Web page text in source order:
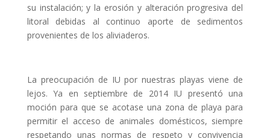
su instalación; y la erosión y alteración progresiva del
litoral debidas al continuo aporte de sedimentos
provenientes de los aliviaderos.
La preocupación de IU por nuestras playas viene de
lejos. Ya en septiembre de 2014 IU presentó una
moción para que se acotase una zona de playa para
permitir el acceso de animales domésticos, siempre
respetando unas normas de respeto y convivencia